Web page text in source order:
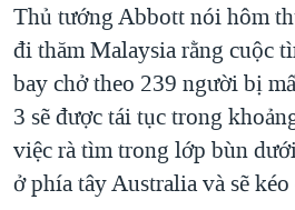
BÊN KIA QUỐC LỘ: TIẾNG VỌNG
QUAN HỆ VIỆT MỸ
Thủ tướng Abbott nói hôm
đi thăm Malaysia rằng cuộc
bay chở theo 239 người bị
3 sẽ được tái tục trong
việc rà tìm trong lớp bùn
ở phía tây Australia và sẽ kéo